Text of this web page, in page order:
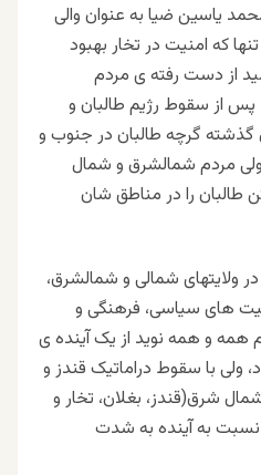
یاسین ضیا به عنوان والی
که امنیت در تخار بهبود
از دست رفته ی مردم
پس از سقوط رژیم طالبان و
جدید، در 14 سال گذشته گرچه طالبان در جنوب و
مردم شمالشرق و شمال
طالبان را در مناطق شان
ولایتهای شمالی و شمالشرق،
های سیاسی، فرهنگی و
همه و همه نوید از یک آینده ی
ولی با سقوط دراماتیک قندز و
شرق(قندز، بغلان، تخار و
به آینده به شدت